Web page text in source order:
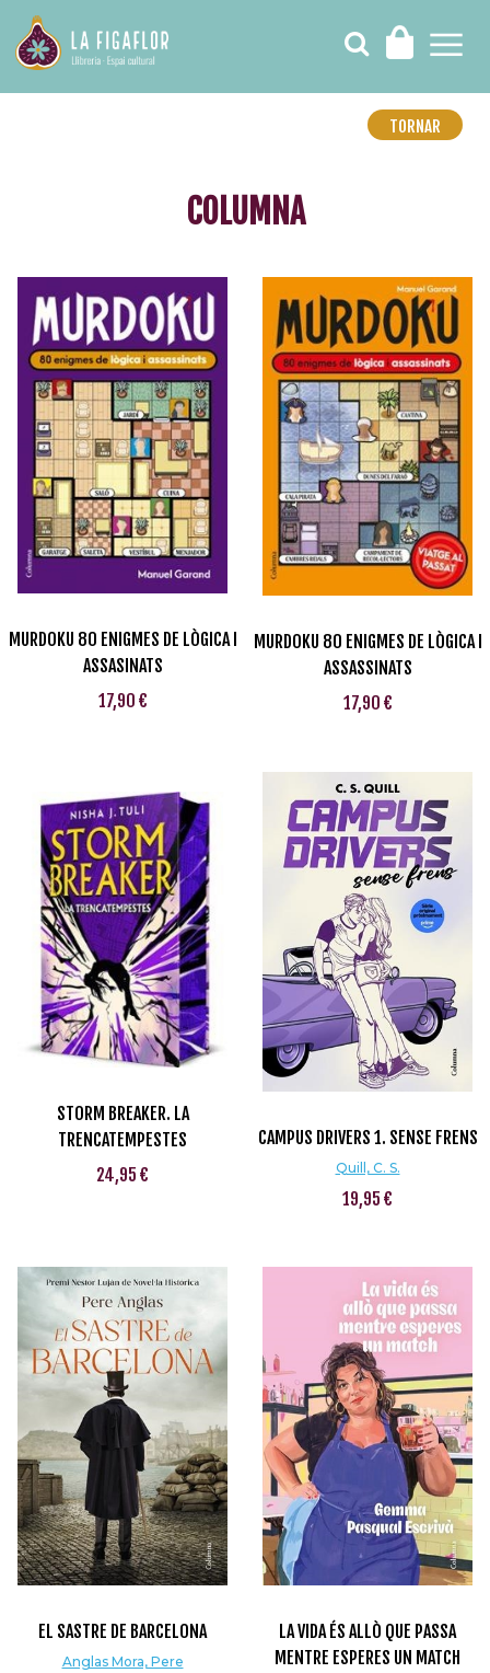
TORNAR
COLUMNA
MURDOKU 80 ENIGMES DE LÒGICA I
ASSASINATS
17,90 €
MURDOKU 80 ENIGMES DE LÒGICA I
ASSASSINATS
17,90 €
STORM BREAKER. LA
TRENCATEMPESTES
24,95 €
CAMPUS DRIVERS 1. SENSE FRENS
Quill, C. S.
19,95 €
EL SASTRE DE BARCELONA
Anglas Mora, Pere
LA VIDA ÉS ALLÒ QUE PASSA
MENTRE ESPERES UN MATCH